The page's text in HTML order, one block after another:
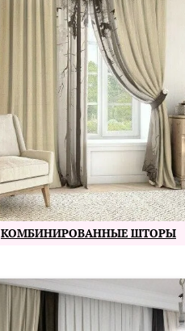
КОМБИНИРОВАННЫЕ ШТОРЫ